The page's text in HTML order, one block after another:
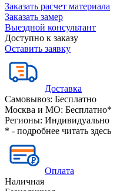
Заказать расчет материала
Заказать замер
Выездной консультант
Доступно к заказу
Оставить заявку
Доставка
Самовывоз: Бесплатно
Москва и МО: Бесплатно*
Регионы: Индивидуально
* - подробнее читать здесь
Оплата
Наличная